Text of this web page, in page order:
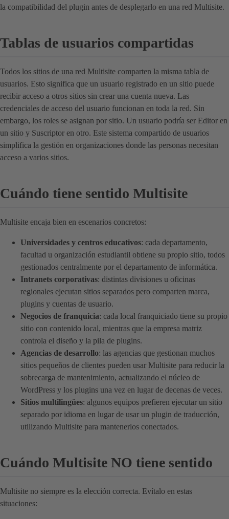
la compatibilidad del plugin antes de desplegarlo en una red Multisite.
Tablas de usuarios compartidas
Todos los sitios de una red Multisite comparten la misma tabla de
usuarios. Esto significa que un usuario registrado en un sitio puede
recibir acceso a otros sitios sin crear una cuenta nueva. Las
credenciales de acceso del usuario funcionan en toda la red. Sin
embargo, los roles se asignan por sitio. Un usuario podría ser Editor en
un sitio y Suscriptor en otro. Este sistema compartido de usuarios
simplifica la gestión en organizaciones donde las personas necesitan
acceso a varios sitios.
Cuándo tiene sentido Multisite
Multisite encaja bien en escenarios concretos:
Universidades y centros educativos: cada departamento,
facultad u organización estudiantil obtiene su propio sitio, todos
gestionados centralmente por el departamento de informática.
Intranets corporativas: distintas divisiones u oficinas
regionales ejecutan sitios separados pero comparten marca,
plugins y cuentas de usuario.
Negocios de franquicia: cada local franquiciado tiene su propio
sitio con contenido local, mientras que la empresa matriz
controla el diseño y la pila de plugins.
Agencias de desarrollo: las agencias que gestionan muchos
sitios pequeños de clientes pueden usar Multisite para reducir la
sobrecarga de mantenimiento, actualizando el núcleo de
WordPress y los plugins una vez en lugar de decenas de veces.
Sitios multilingües: algunos equipos prefieren ejecutar un sitio
separado por idioma en lugar de usar un plugin de traducción,
utilizando Multisite para mantenerlos conectados.
Cuándo Multisite NO tiene sentido
Multisite no siempre es la elección correcta. Evítalo en estas
situaciones: